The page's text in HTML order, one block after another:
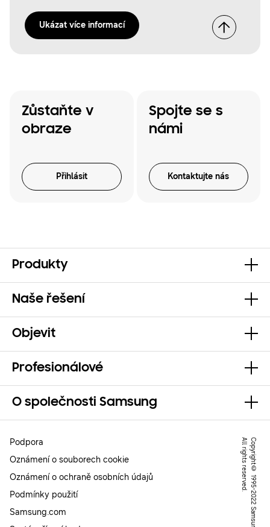
Ukázat více informací
Zůstaňte v
obraze
Přihlásit
Spojte se s
námi
Kontaktujte nás
Produkty
Naše řešení
Objevit
Profesionálové
O společnosti Samsung
C
o
p
y
r
ig
h
t
©
1
9
9
5
-
2
0
2
2
S
a
m
s
u
n
g
.
A
l
l
r
ig
h
t
s
r
e
s
e
r
v
e
d
.
Podpora
Oznámení o souborech cookie
Oznámení o ochraně osobních údajů
Podmínky použití
Samsung.com